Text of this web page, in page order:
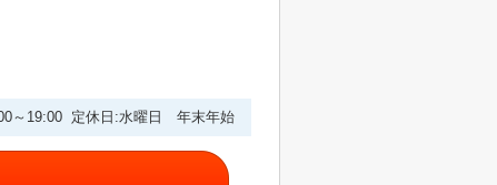
～19:00 定休日:水曜日 年末年始